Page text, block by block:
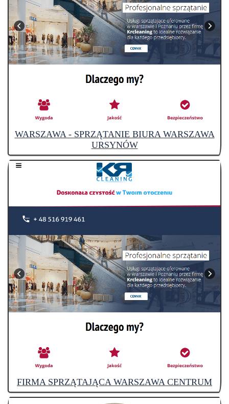
WARSZAWA - SPRZĄTANIE BIURA WARSZAWA
URSYNÓW
FIRMA SPRZĄTAJĄCA WARSZAWA CENTRUM